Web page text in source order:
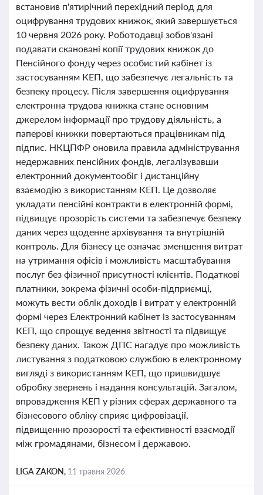
встановив п'ятирічний перехідний період для
оцифрування трудових книжок, який завершується
10 червня 2026 року. Роботодавці зобов'язані
подавати скановані копії трудових книжок до
Пенсійного фонду через особистий кабінет із
застосуванням КЕП, що забезпечує легальність та
безпеку процесу. Після завершення оцифрування
електронна трудова книжка стане основним
джерелом інформації про трудову діяльність, а
паперові книжки повертаються працівникам під
підпис. НКЦПФР оновила правила адміністрування
недержавних пенсійних фондів, легалізувавши
електронний документообіг і дистанційну
взаємодію з використанням КЕП. Це дозволяє
укладати пенсійні контракти в електронній формі,
підвищує прозорість системи та забезпечує безпеку
даних через щоденне архівування та внутрішній
контроль. Для бізнесу це означає зменшення витрат
на утримання офісів і можливість масштабування
послуг без фізичної присутності клієнтів. Податкові
платники, зокрема фізичні особи-підприємці,
можуть вести облік доходів і витрат у електронній
формі через Електронний кабінет із застосуванням
КЕП, що спрощує ведення звітності та підвищує
безпеку даних. Також ДПС нагадує про можливість
листування з податковою службою в електронному
вигляді з використанням КЕП, що пришвидшує
обробку звернень і надання консультацій. Загалом,
впровадження КЕП у різних сферах державного та
бізнесового обліку сприяє цифровізації,
підвищенню прозорості та ефективності взаємодії
між громадянами, бізнесом і державою.
LIGA ZAKON, 11 травня 2026